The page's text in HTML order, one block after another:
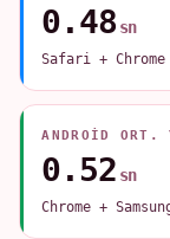
0.48 sn
Safari + Chrome
ANDROID ORT.
0.52 sn
Chrome +